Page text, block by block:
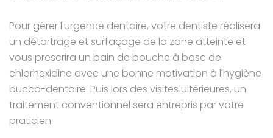
Pour gérer l'urgence dentaire, votre dentiste réalisera
un détartrage et surfaçage de la zone atteinte et
vous prescrira un bain de bouche à base de
chlorhexidine avec une bonne motivation à l'hygiène
bucco-dentaire. Puis lors des visites ultérieures, un
traitement conventionnel sera entrepris par votre
praticien.